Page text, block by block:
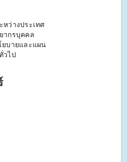
หว่างประเทศ
ากรบุคคล
ยบายและแผน
วไป